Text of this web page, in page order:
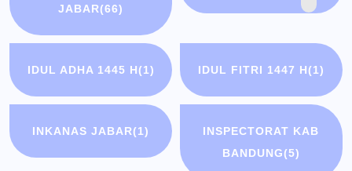
JABAR(66)
IDUL ADHA 1445 H(1) IDUL FITRI 1447 H(1)
INKANAS JABAR(1)
INSPECTORAT KAB
BANDUNG(5)